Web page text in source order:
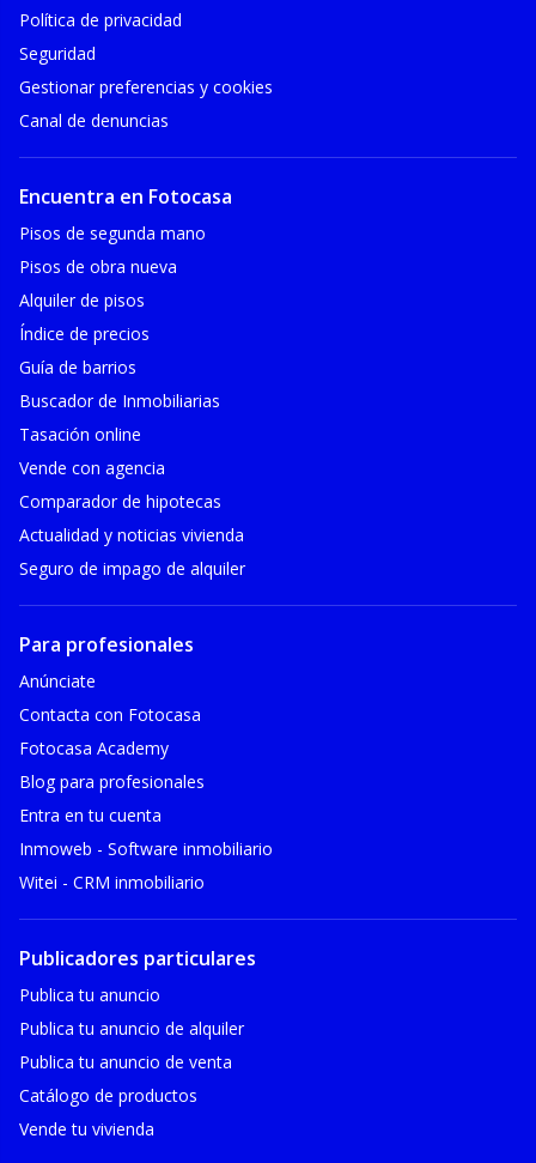
Política de privacidad
Seguridad
Gestionar preferencias y cookies
Canal de denuncias
Encuentra en Fotocasa
Pisos de segunda mano
Pisos de obra nueva
Alquiler de pisos
Índice de precios
Guía de barrios
Buscador de Inmobiliarias
Tasación online
Vende con agencia
Comparador de hipotecas
Actualidad y noticias vivienda
Seguro de impago de alquiler
Para profesionales
Anúnciate
Contacta con Fotocasa
Fotocasa Academy
Blog para profesionales
Entra en tu cuenta
Inmoweb - Software inmobiliario
Witei - CRM inmobiliario
Publicadores particulares
Publica tu anuncio
Publica tu anuncio de alquiler
Publica tu anuncio de venta
Catálogo de productos
Vende tu vivienda